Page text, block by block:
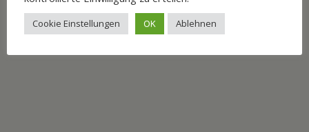
Cookie Einstellungen OK Ablehnen